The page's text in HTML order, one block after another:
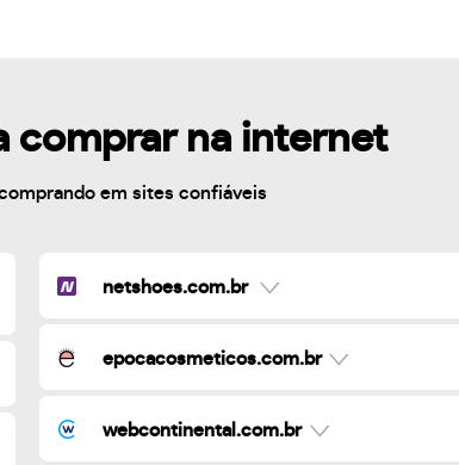
comprar na internet
em sites confiáveis
netshoes.com.br
epocacosmeticos.com.br
webcontinental.com.br